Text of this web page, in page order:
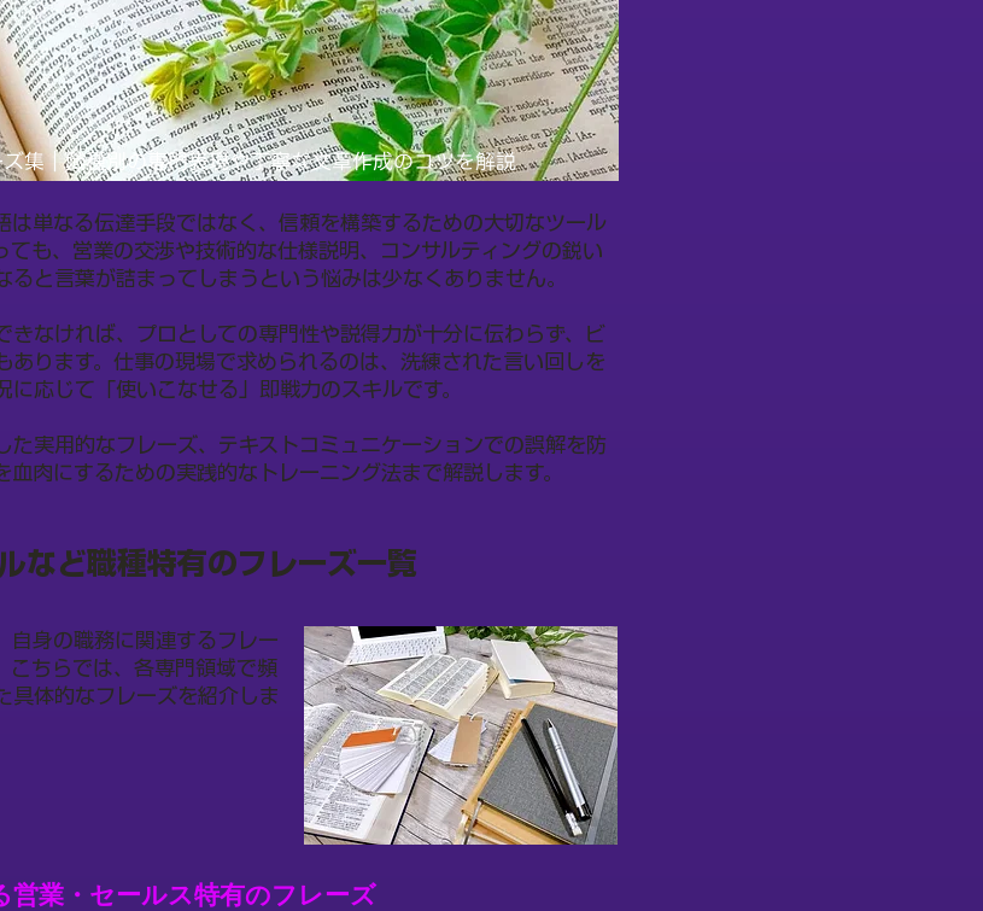
集｜職種別の専門表現や丁寧な文章作成のコツを解説
は単なる伝達手段ではなく、信頼を構築するための大切なツール
ても、営業の交渉や技術的な仕様説明、コンサルティングの鋭い
と言葉が詰まってしまうという悩みは少なくありません。
きなければ、プロとしての専門性や説得力が十分に伝わらず、ビ
あります。仕事の現場で求められるのは、洗練された言い回しを
に応じて「使いこなせる」即戦力のスキルです。
た実用的なフレーズ、テキストコミュニケーションでの誤解を防
血肉にするための実践的なトレーニング法まで解説します。
など職種特有のフレーズ一覧
自身の職務に関連するフレー
こちらでは、各専門領域で頻
具体的なフレーズを紹介しま
営業・セールス特有のフレーズ